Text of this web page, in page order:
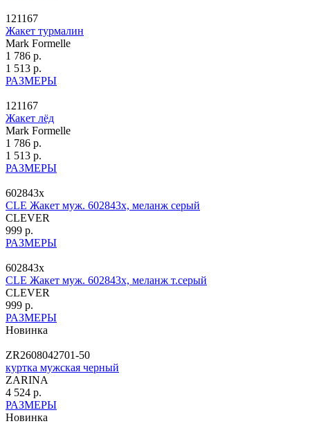
121167
Жакет турмалин
Mark Formelle
1 786 р.
1 513 р.
РАЗМЕРЫ
121167
Жакет лёд
Mark Formelle
1 786 р.
1 513 р.
РАЗМЕРЫ
602843х
CLE Жакет муж. 602843х, меланж серый
CLEVER
999 р.
РАЗМЕРЫ
602843х
CLE Жакет муж. 602843х, меланж т.серый
CLEVER
999 р.
РАЗМЕРЫ
Новинка
ZR2608042701-50
куртка мужская черный
ZARINA
4 524 р.
РАЗМЕРЫ
Новинка